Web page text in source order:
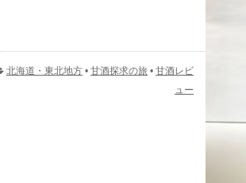
北海道・東北地方 • 甘酒探求の旅 • 甘酒レビ
ュー